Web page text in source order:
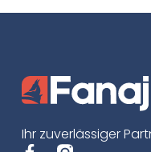
Ihr zuverlässiger